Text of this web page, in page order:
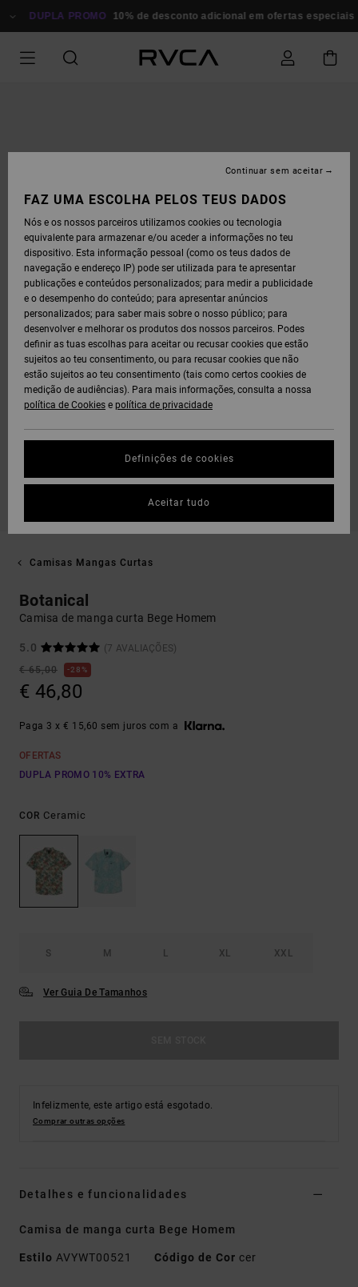
PARA DUPLA PROMO 10% de desconto adicional em ofertas especiais
Camisas Mangas Curtas
Botanical
Camisa de manga curta Bege Homem
5.0
(7 AVALIAÇÕES)
€ 65,00
28%
€ 46,80
Paga 3 x € 15,60 sem juros com a
OFERTAS
DUPLA PROMO 10% EXTRA
COR Ceramic
S M L XL XXL
Ver Guia De Tamanhos
Infelizmente, este artigo está esgotado.
Comprar outras opções
Detalhes e funcionalidades
Camisa de manga curta Bege Homem
Estilo AVYWT00521 Código de Cor cer
FAZ UMA ESCOLHA PELOS TEUS DADOS
Nós e os nossos parceiros utilizamos cookies ou tecnologia
equivalente para armazenar e/ou aceder a informações no teu
dispositivo. Esta informação pessoal (como os teus dados de
navegação e endereço IP) pode ser utilizada para te apresentar
publicações e conteúdos personalizados; para medir a publicidade
e o desempenho do conteúdo; para apresentar anúncios
personalizados; para saber mais sobre o nosso público; para
desenvolver e melhorar os produtos dos nossos parceiros. Podes
definir as tuas escolhas para aceitar ou recusar cookies que estão
sujeitos ao teu consentimento, ou para recusar cookies que não
estão sujeitos ao teu consentimento (tais como certos cookies de
medição de audiências). Para mais informações, consulta a nossa
política de Cookies e política de privacidade
Definições de cookies
Continuar sem aceitar
Aceitar tudo